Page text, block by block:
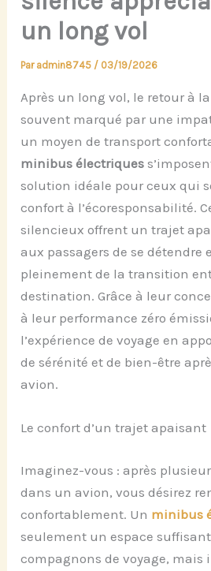
un long vol
Par admin8745 / 03/19/2026
Après un long vol, le retour à
souvent marqué par une
un moyen de transport
minibus électriques
solution idéale pour ceux qui
confort à l’écoresponsabilité.
silencieux offrent un trajet
aux passagers de se détendre
pleinement de la transition
destination. Grâce à leur
à leur performance zéro
l’expérience de voyage en
de sérénité et de bien-être
avion.
Le confort d’un trajet apaisant
Imaginez-vous : après
dans un avion, vous désirez
confortablement. Un minibus
seulement un espace
compagnons de voyage, mais